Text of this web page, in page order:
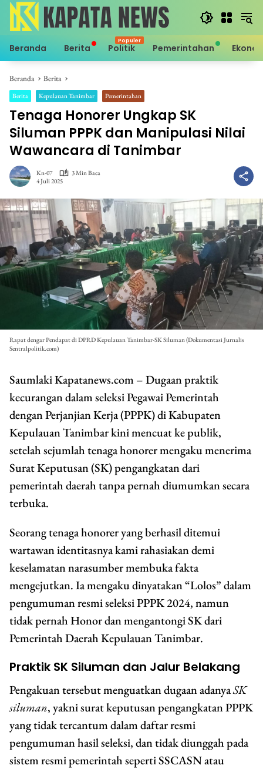
Langsung
konten
Beranda Berita Politik Pemerintahan
Beranda Berita
Berita Kepulauan Tanimbar Pemerintahan
Tenaga Honorer Ungkap SK
Siluman PPPK dan Manipulasi Nilai
Wawancara di Tanimbar
Kn-07
3 Min Baca
4 Juli 2025
Rapat dengar Pendapat di DPRD Kepulauan Tanimbar-SK Siluman (Dokumentasi Jurnalis
Sentralpolitik.com)
Saumlaki Kapatanews.com– Dugaan praktik
kecurangan dalam seleksi Pegawai Pemerintah
dengan Perjanjian Kerja (PPPK) di Kabupaten
Kepulauan Tanimbar kini mencuat ke publik,
setelah sejumlah tenaga honorer mengaku menerima
Surat Keputusan (SK) pengangkatan dari
pemerintah daerah tanpa pernah diumumkan secara
terbuka.
Seorang tenaga honorer yang berhasil ditemui
wartawan identitasnya kami rahasiakan demi
keselamatan narasumber membuka fakta
mengejutkan. Ia mengaku dinyatakan “Lolos” dalam
pengumuman resmi seleksi PPPK 2024, namun
tidak pernah Honor dan mengantongi SK dari
Pemerintah Daerah Kepulauan Tanimbar.
Praktik SK Siluman dan Jalur Belakang
Pengakuan tersebut menguatkan dugaan adanyaSK
siluman, yakni surat keputusan pengangkatan PPPK
yang tidak tercantum dalam daftar resmi
pengumuman hasil seleksi, dan tidak diunggah pada
sistem resmi pemerintah seperti SSCASN atau